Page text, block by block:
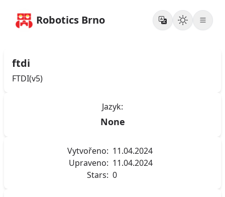
Robotics Brno
ftdi
FTDI(v5)
Jazyk:
None
Vytvořeno: 11.04.2024
Upraveno: 11.04.2024
Stars: 0